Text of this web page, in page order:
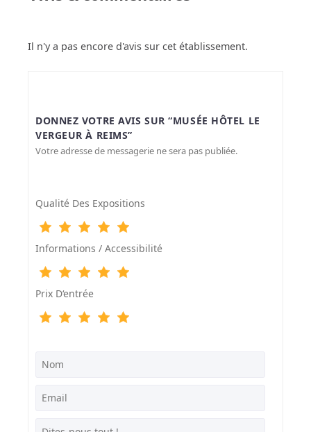
Il n'y a pas encore d'avis sur cet établissement.
DONNEZ VOTRE AVIS SUR “MUSÉE HÔTEL LE
VERGEUR À REIMS”
Votre adresse de messagerie ne sera pas publiée.
Qualité Des Expositions
Informations / Accessibilité
Prix D‘entrée